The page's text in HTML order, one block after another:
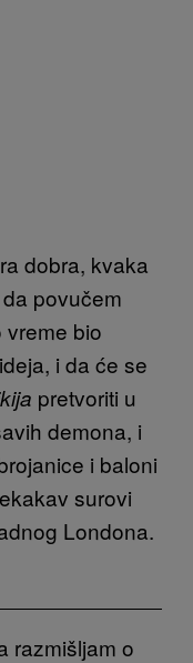
dobra, kvaka
povučem
bio
i da će se
pretvoriti u
demona, i
i baloni
surovi
Londona.
razmišljam o